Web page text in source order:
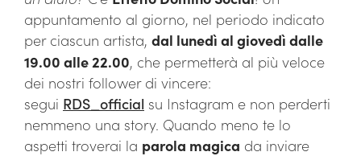
appuntamento al giorno, nel periodo indicato
per ciascun artista, dal lunedì al giovedì dalle
19.00 alle 22.00, che permetterà al più veloce
dei nostri follower di vincere:
segui RDS_official su Instagram e non perderti
nemmeno una story. Quando meno te lo
aspetti troverai la parola magica da inviare